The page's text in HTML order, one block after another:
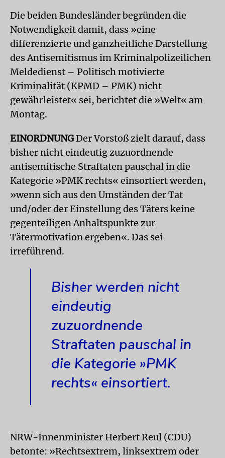
Die beiden Bundesländer begründen die
Notwendigkeit damit, dass »eine
differenzierte und ganzheitliche Darstellung
des Antisemitismus im Kriminalpolizeilichen
Meldedienst – Politisch motivierte
Kriminalität (KPMD – PMK) nicht
gewährleistet« sei, berichtet die »Welt« am
Montag.
EINORDNUNGDer Vorstoß zielt darauf, dass
bisher nicht eindeutig zuzuordnende
antisemitische Straftaten pauschal in die
Kategorie »PMK rechts« einsortiert werden,
»wenn sich aus den Umständen der Tat
und/oder der Einstellung des Täters keine
gegenteiligen Anhaltspunkte zur
Tätermotivation ergeben«. Das sei
irreführend.
Bisher werden nicht
eindeutig
zuzuordnende
Straftaten pauschal in
die Kategorie »PMK
rechts« einsortiert.
NRW-Innenminister Herbert Reul (CDU)
betonte: »Rechtsextrem, linksextrem oder